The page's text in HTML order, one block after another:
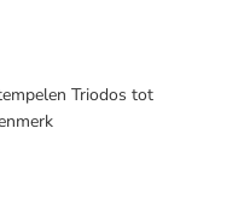
Triodos tot